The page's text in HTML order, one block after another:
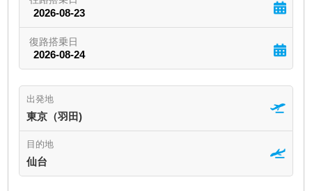
出発地
東京（羽田)
目的地
仙台